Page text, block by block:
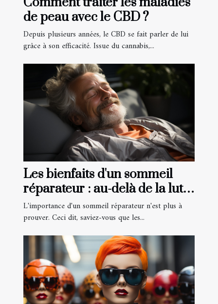
de peau avec le CBD ?
Depuis plusieurs années, le CBD se fait parler de lui
grâce à son efficacité. Issue du cannabis,...
Les bienfaits d'un sommeil
réparateur : au-delà de la lutte
contre l'apnée
L'importance d'un sommeil réparateur n'est plus à
prouver. Ceci dit, saviez-vous que les...